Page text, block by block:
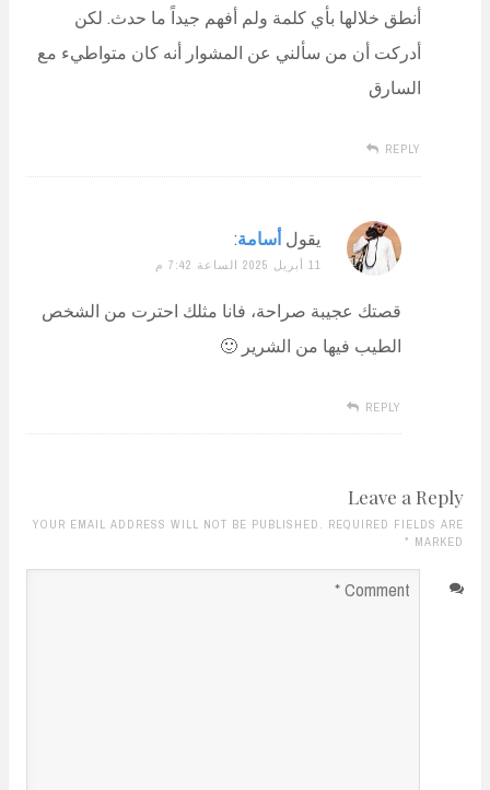
أنطق خلالها بأي كلمة ولم أفهم جيداً ما حدث. لكن
أدركت أن من سألني عن المشوار أنه كان متواطيء مع
السارق
REPLY
يقول أسامة:
11 أبريل 2025 الساعة 7:42 م
قصتك عجيبة صراحة، فانا مثلك احترت من الشخص
الطيب فيها من الشرير 🙂
REPLY
Leave a Reply
YOUR EMAIL ADDRESS WILL NOT BE PUBLISHED. REQUIRED FIELDS ARE
MARKED
*
Comment